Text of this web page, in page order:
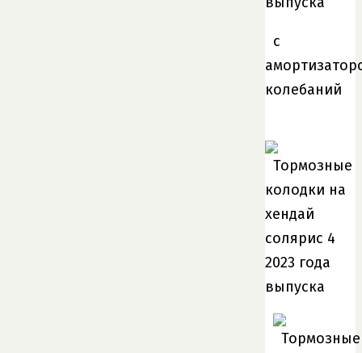
с
колебаний